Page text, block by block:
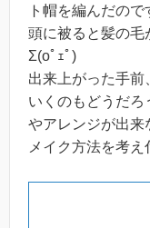
ト帽を編んだの
頭に被ると髪の毛
Σ(oﾟｪﾟ)
出来上がった手前
いくのもどうだ
やアレンジが出来
メイク方法を考え